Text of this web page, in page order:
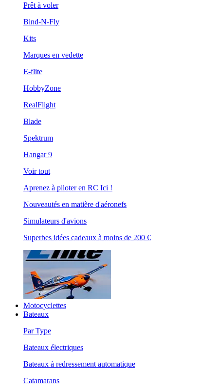
Prêt à voler
Bind-N-Fly
Kits
Marques en vedette
E-flite
HobbyZone
RealFlight
Blade
Spektrum
Hangar 9
Voir tout
Aprenez à piloter en RC Ici !
Nouveautés en matière d'aéronefs
Simulateurs d'avions
Superbes idées cadeaux à moins de 200 €
Motocyclettes
Bateaux
Par Type
Bateaux électriques
Bateaux à redressement automatique
Catamarans